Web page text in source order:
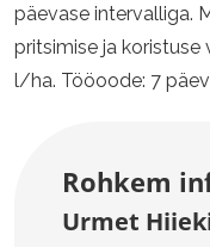
päevase intervalliga.
pritsimise ja koristuse
l/ha. Tööoode: 7
Rohkem
Urmet